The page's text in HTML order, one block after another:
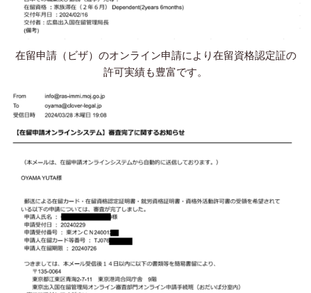
在留申請（ビザ）のオンライン申請により在留資格認定証の
許可実績も豊富です。